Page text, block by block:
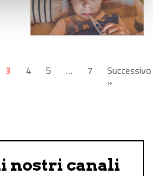
3 4 5 … 7
Successivo
»
nostri canali